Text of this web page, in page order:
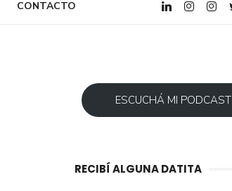
CONTACTO
ESCUCHÁ MI PODCAST
RECIBÍ ALGUNA DATITA